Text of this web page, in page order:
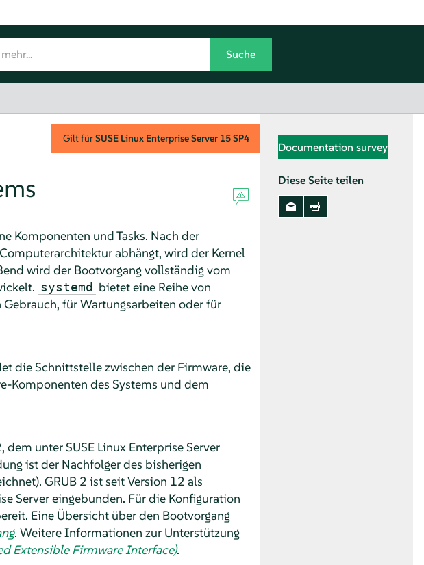
Gilt fürSUSE Linux Enterprise Server 15 SP4
Komponenten und Tasks. Nach der
abhängt, wird der Kernel
wird der Bootvorgang vollständig vom
systemd bietet eine Reihe von
für Wartungsarbeiten oder für
die Schnittstelle zwischen der Firmware, die
Komponenten des Systems und dem
dem unter SUSE Linux Enterprise Server
ist der Nachfolger des bisherigen
GRUB 2 ist seit Version 12 als
Servereingebunden. Für die Konfiguration
Eine Übersicht über den Bootvorgang
. Weitere Informationen zur Unterstützung
Extensible Firmware Interface).
Documentation survey
Diese Seite teilen